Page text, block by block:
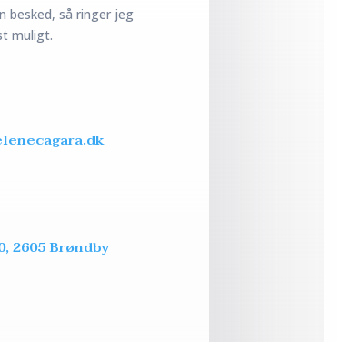
besked, så ringer jeg
muligt.
2605 Brøndby